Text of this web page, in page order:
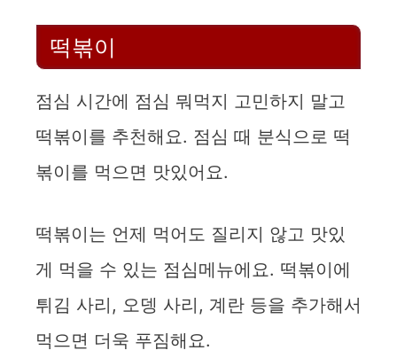
떡볶이
점심 시간에 점심 뭐먹지 고민하지 말고
떡볶이를 추천해요. 점심 때 분식으로 떡
볶이를 먹으면 맛있어요.
떡볶이는 언제 먹어도 질리지 않고 맛있
게 먹을 수 있는 점심메뉴에요. 떡볶이에
튀김 사리, 오뎅 사리, 계란 등을 추가해서
먹으면 더욱 푸짐해요.